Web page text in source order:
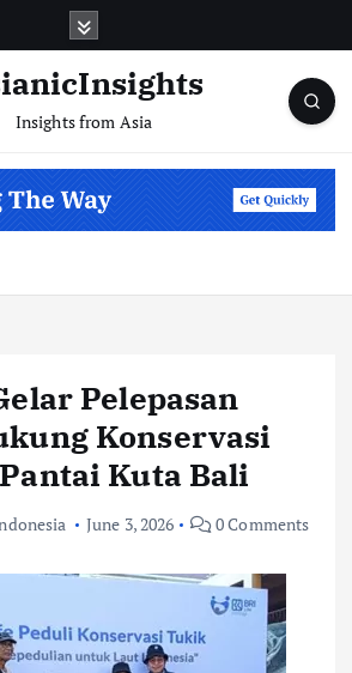
Insights from Asia
Pelepasan
Konservasi
Kuta Bali
June 3, 2026 0 Comments